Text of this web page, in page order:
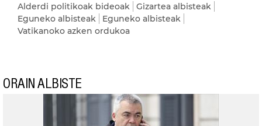
Alderdi politikoak bideoak
Gizartea albisteak
Eguneko albisteak
Eguneko albisteak
Vatikanoko azken ordukoa
ORAIN ALBISTE